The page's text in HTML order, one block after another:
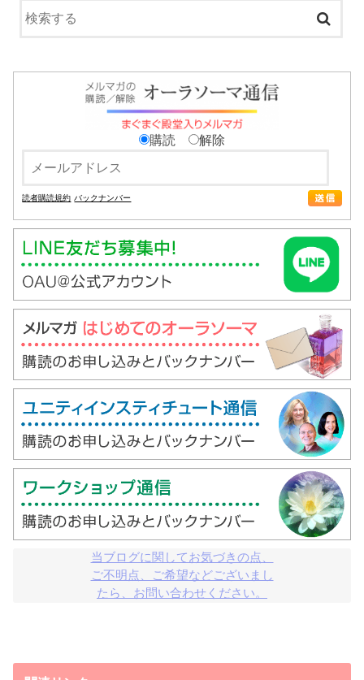
購読 解除
読者購読規約 バックナンバー
当ブログに関してお気づきの点、
ご不明点、ご希望などございまし
たら、お問い合わせください。